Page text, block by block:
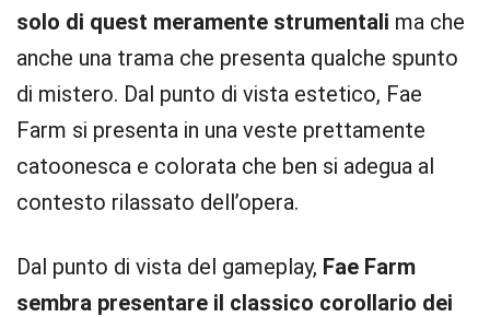
solo di quest meramente strumentali ma che
anche una trama che presenta qualche spunto
di mistero. Dal punto di vista estetico, Fae
Farm si presenta in una veste prettamente
catoonesca e colorata che ben si adegua al
contesto rilassato dell’opera.
Dal punto di vista del gameplay, Fae Farm
sembra presentare il classico corollario dei